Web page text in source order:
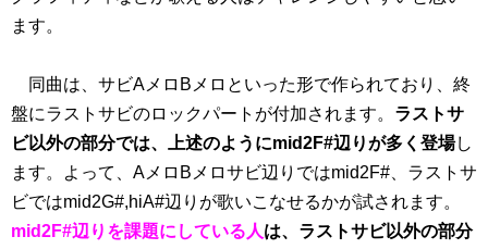
ます。
同曲は、サビAメロBメロといった形で作られており、終
盤にラストサビのロックパートが付加されます。 ラストサ
ビ以外の部分では、上述のようにmid2F#辺りが多く登場し
ます。よって、AメロBメロサビ辺りではmid2F#、ラストサ
ビではmid2G#,hiA#辺りが歌いこなせるかが試されます。
mid2F#辺りを課題にしている人は、ラストサビ以外の部分